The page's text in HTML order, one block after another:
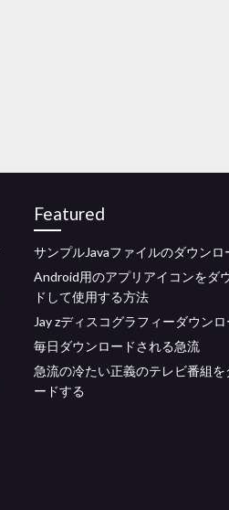
Featured
サンプルJavaファイルのダウンロ
Android用のアプリアイコンをダ
ドして使用する方法
Jay zディスコグラフィーダウン
毎日ダウンロードされる急流
急流の冷たい正義のテレビ番組を
ードする